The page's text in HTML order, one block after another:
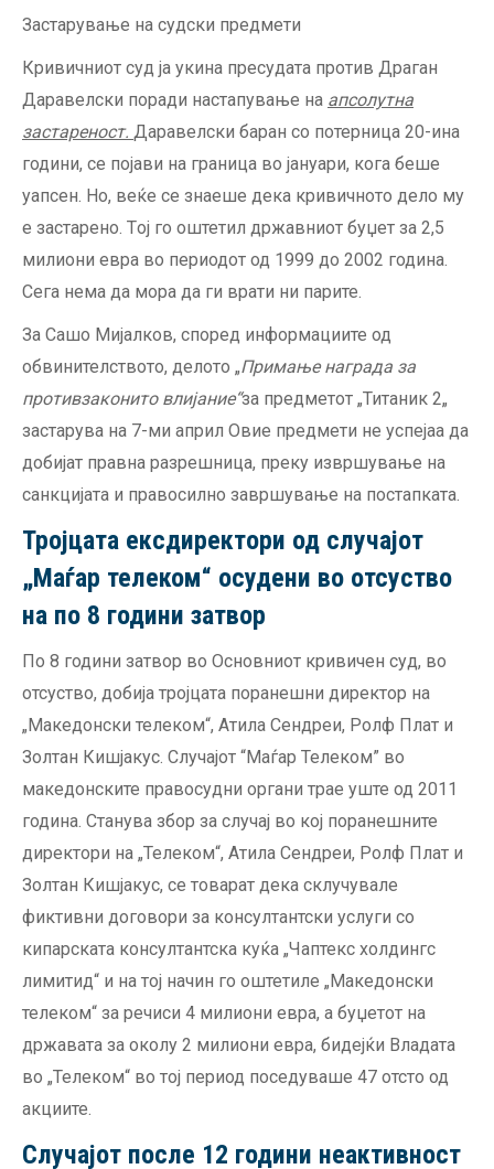
Застарување на судски предмети
Кривичниот суд ја укина пресудата против Драган
Даравелски поради настапување на апсолутна
застареност. Даравелски баран со потерница 20-ина
години, се појави на граница во јануари, кога беше
уапсен. Но, веќе се знаеше дека кривичното дело му
е застарено. Tој го оштетил државниот буџет за 2,5
милиони евра во периодот од 1999 до 2002 година.
Сега нема да мора да ги врати ни парите.
За Сашо Мијалков, според информациите од
обвинителството, делото „Примање награда за
противзаконито влијание“за предметот „Титаник 2„
застарува на 7-ми април Овие предмети не успејаа да
добијат правна разрешница, преку извршување на
санкцијата и правосилно завршување на постапката.
Тројцата ексдиректори од случајот
„Mаѓар телеком“ осудени во отсуство
на по 8 години затвор
По 8 години затвор во Основниот кривичен суд, во
отсуство, добија тројцата поранешни директор на
„Македонски телеком“, Атила Сендреи, Ролф Плат и
Золтан Кишјакус. Случајот “Маѓар Телеком” во
македонските правосудни органи трае уште од 2011
година. Станува збор за случај во кој поранешните
директори на „Телеком“, Атила Сендреи, Ролф Плат и
Золтан Кишјакус, се товарат дека склучувале
фиктивни договори за консултантски услуги со
кипарската консултантска куќа „Чаптекс холдингс
лимитид“ и на тој начин го оштетиле „Македонски
телеком“ за речиси 4 милиони евра, а буџетот на
државата за околу 2 милиони евра, бидејќи Владата
во „Телеком“ во тој период поседуваше 47 отсто од
акциите.
Случајот после 12 години неактивност